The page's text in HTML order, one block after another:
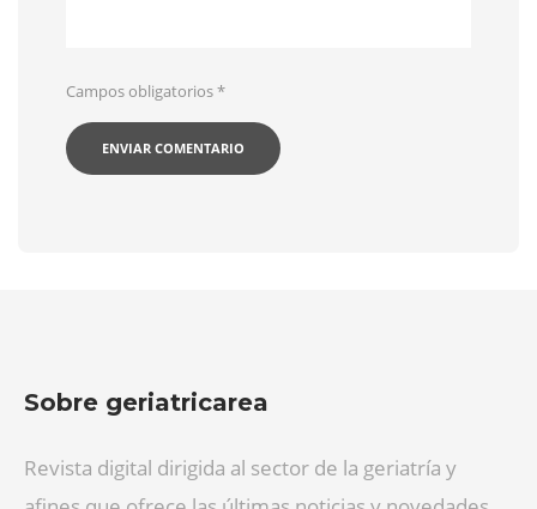
Campos obligatorios*
Sobre geriatricarea
Revista digital dirigida al sector de la geriatría y